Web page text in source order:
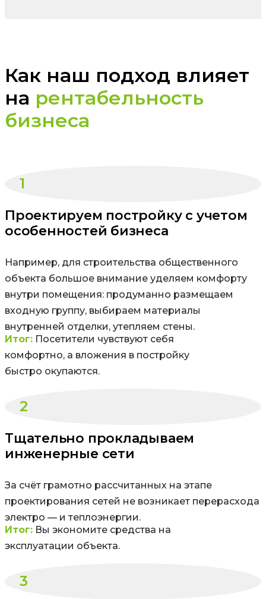
Как наш подход влияет
на рентабельность
бизнеса
1
Проектируем постройку с учетом
особенностей бизнеса
Например, для строительства общественного
объекта большое внимание уделяем комфорту
внутри помещения: продуманно размещаем
входную группу, выбираем материалы
внутренней отделки, утепляем стены.
Итог: Посетители чувствуют себя
комфортно, а вложения в постройку
быстро окупаются.
2
Тщательно прокладываем
инженерные сети
За счёт грамотно рассчитанных на этапе
проектирования сетей не возникает перерасхода
электро — и теплоэнергии.
Итог: Вы экономите средства на
эксплуатации объекта.
3